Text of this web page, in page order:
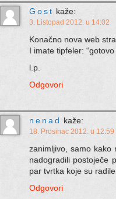
Gost kaže:
3. Listopad 2012. u 14:02
Konačno nova web
I imate tipfeler:
l.p.
Odgovori
nenad kaže:
18. Prosinac 2012. u 12:59
zanimljivo, samo
nadogradili postoječe
par tvrtka koje su
Odgovori